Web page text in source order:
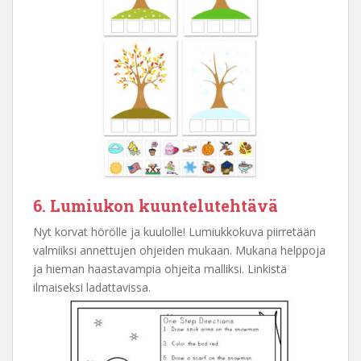
6. Lumiukon kuuntelutehtävä
Nyt korvat hörölle ja kuulolle! Lumiukkokuva piirretään
valmiiksi annettujen ohjeiden mukaan. Mukana helppoja
ja hieman haastavampia ohjeita malliksi. Linkistä
ilmaiseksi ladattavissa.